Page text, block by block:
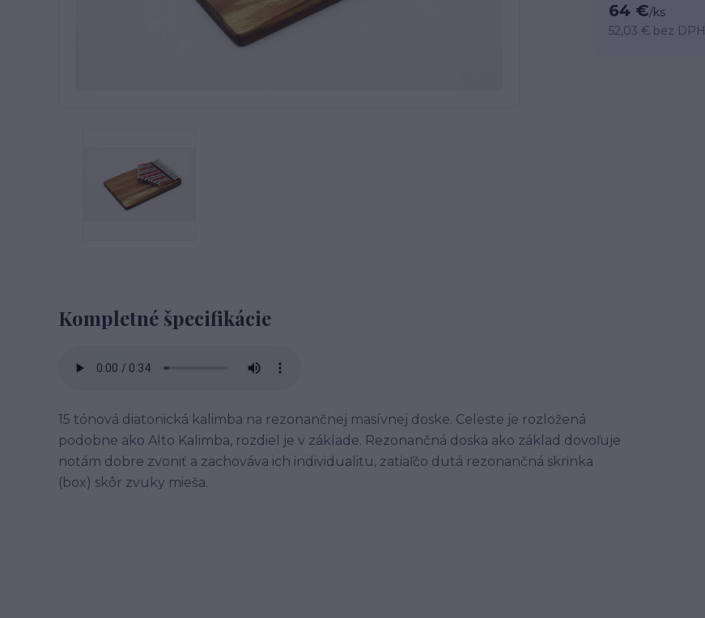
64 €/ks
52,03 € bez DPH
Kompletné špecifikácie
15 tónová diatonická kalimba na rezonančnej masívnej doske. Celeste je rozložená
podobne ako Alto Kalimba, rozdiel je v základe. Rezonančná doska ako základ dovoľuje
notám dobre zvoniť a zachováva ich individualitu, zatiaľčo dutá rezonančná skrinka
(box) skôr zvuky mieša.